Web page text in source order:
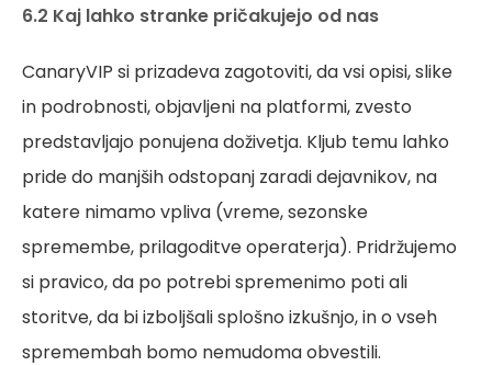
6.2 Kaj lahko stranke pričakujejo od nas
CanaryVIP si prizadeva zagotoviti, da vsi opisi, slike
in podrobnosti, objavljeni na platformi, zvesto
predstavljajo ponujena doživetja. Kljub temu lahko
pride do manjših odstopanj zaradi dejavnikov, na
katere nimamo vpliva (vreme, sezonske
spremembe, prilagoditve operaterja). Pridržujemo
si pravico, da po potrebi spremenimo poti ali
storitve, da bi izboljšali splošno izkušnjo, in o vseh
spremembah bomo nemudoma obvestili.